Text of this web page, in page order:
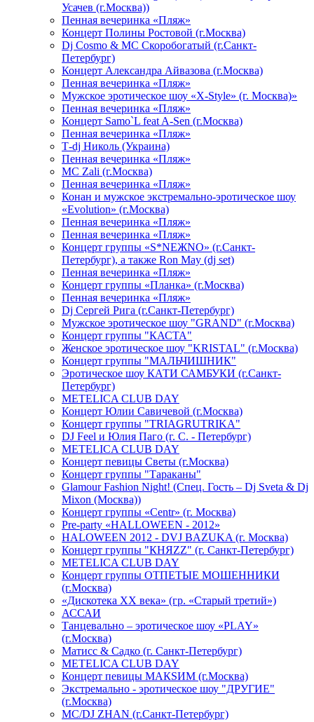
Усачев (г.Москва))
Пенная вечеринка «Пляж»
Концерт Полины Ростовой (г.Москва)
Dj Cosmo & МС Скоробогатый (г.Санкт-
Петербург)
Концерт Александра Айвазова (г.Москва)
Пенная вечеринка «Пляж»
Мужское эротическое шоу «X-Style» (г. Москва)»
Пенная вечеринка «Пляж»
Концерт Samo`L feat A-Sen (г.Москва)
Пенная вечеринка «Пляж»
Т-dj Николь (Украина)
Пенная вечеринка «Пляж»
МС Zali (г.Москва)
Пенная вечеринка «Пляж»
Конан и мужское экстремально-эротическое шоу
«Evolution» (г.Москва)
Пенная вечеринка «Пляж»
Пенная вечеринка «Пляж»
Концерт группы «S*NEЖNO» (г.Санкт-
Петербург), а также Ron May (dj set)
Пенная вечеринка «Пляж»
Концерт группы «Планка» (г.Москва)
Пенная вечеринка «Пляж»
Dj Сергей Рига (г.Санкт-Петербург)
Мужское эротическое шоу "GRAND" (г.Москва)
Концерт группы "КАСТА"
Женское эротическое шоу "KRISTAL" (г.Москва)
Концерт группы "МАЛЬЧИШНИК"
Эротическое шоу КАТИ САМБУКИ (г.Санкт-
Петербург)
METELICA CLUB DAY
Концерт Юлии Савичевой (г.Москва)
Концерт группы "TRIAGRUTRIKA"
DJ Feel и Юлия Паго (г. С. - Петербург)
METELICA CLUB DAY
Концерт певицы Светы (г.Москва)
Концерт группы "Тараканы"
Glamour Fashion Night! (Спец. Гость – Dj Sveta & Dj
Mixon (Москва))
Концерт группы «Centr» (г. Москва)
Pre-party «HALLOWEEN - 2012»
HALOWEEN 2012 - DVJ BAZUKA (г. Москва)
Концерт группы "КНЯZZ" (г. Санкт-Петербург)
METELICA CLUB DAY
Концерт группы ОТПЕТЫЕ МОШЕННИКИ
(г.Москва)
«Дискотека ХХ века» (гр. «Старый третий»)
АССАИ
Танцевально – эротическое шоу «PLAY»
(г.Москва)
Матисс & Садко (г. Санкт-Петербург)
METELICA CLUB DAY
Концерт певицы МАКSИМ (г.Москва)
Экстремально - эротическое шоу "ДРУГИЕ"
(г.Москва)
МС/DJ ZHAN (г.Санкт-Петербург)